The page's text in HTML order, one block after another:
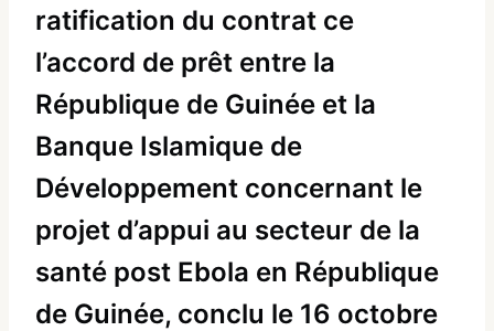
ratification du contrat ce
l’accord de prêt entre la
République de Guinée et la
Banque Islamique de
Développement concernant le
projet d’appui au secteur de la
santé post Ebola en République
de Guinée, conclu le 16 octobre